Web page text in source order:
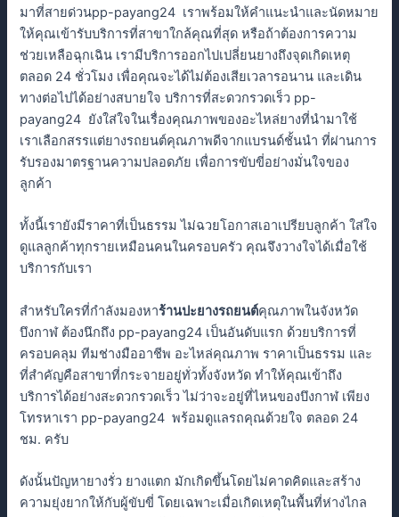
มาที่สายด่วนpp-payang24 เราพร้อมให้คำแนะนำและนัดหมาย
ให้คุณเข้ารับบริการที่สาขาใกล้คุณที่สุด หรือถ้าต้องการความ
ช่วยเหลือฉุกเฉิน เรามีบริการออกไปเปลี่ยนยางถึงจุดเกิดเหตุ
ตลอด 24 ชั่วโมง เพื่อคุณจะได้ไม่ต้องเสียเวลารอนาน และเดิน
ทางต่อไปได้อย่างสบายใจ บริการที่สะดวกรวดเร็ว pp-
payang24 ยังใส่ใจในเรื่องคุณภาพของอะไหล่ยางที่นำมาใช้
เราเลือกสรรแต่ยางรถยนต์คุณภาพดีจากแบรนด์ชั้นนำ ที่ผ่านการ
รับรองมาตรฐานความปลอดภัย เพื่อการขับขี่อย่างมั่นใจของ
ลูกค้า
ทั้งนี้เรายังมีราคาที่เป็นธรรม ไม่ฉวยโอกาสเอาเปรียบลูกค้า ใส่ใจ
ดูแลลูกค้าทุกรายเหมือนคนในครอบครัว คุณจึงวางใจได้เมื่อใช้
บริการกับเรา
สำหรับใครที่กำลังมองหาร้านปะยางรถยนต์คุณภาพในจังหวัด
บึงกาฬ ต้องนึกถึง pp-payang24 เป็นอันดับแรก ด้วยบริการที่
ครอบคลุม ทีมช่างมืออาชีพ อะไหล่คุณภาพ ราคาเป็นธรรม และ
ที่สำคัญคือสาขาที่กระจายอยู่ทั่วทั้งจังหวัด ทำให้คุณเข้าถึง
บริการได้อย่างสะดวกรวดเร็ว ไม่ว่าจะอยู่ที่ไหนของบึงกาฬ เพียง
โทรหาเรา pp-payang24 พร้อมดูแลรถคุณด้วยใจ ตลอด 24
ชม. ครับ
ดังนั้นปัญหายางรั่ว ยางแตก มักเกิดขึ้นโดยไม่คาดคิดและสร้าง
ความยุ่งยากให้กับผู้ขับขี่ โดยเฉพาะเมื่อเกิดเหตุในพื้นที่ห่างไกล